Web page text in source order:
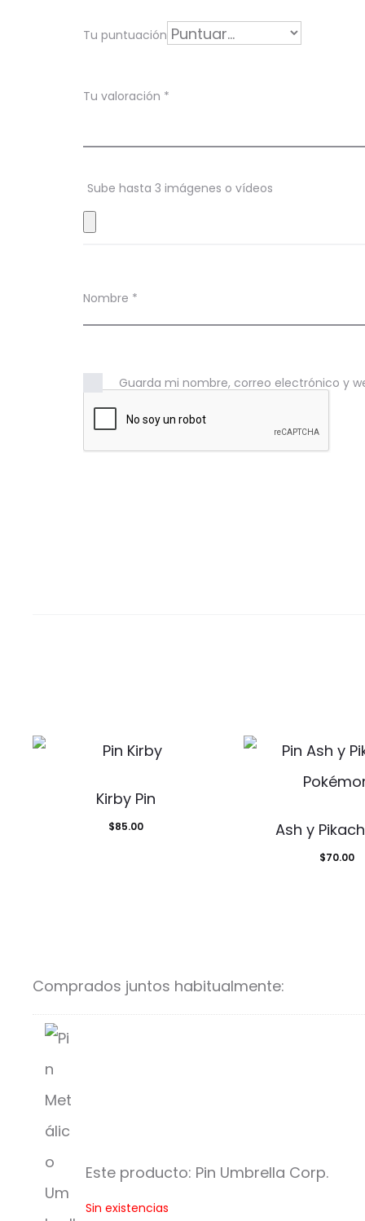
r
c
n
e
Tu puntuación
Tu valoración *
Sube hasta 3 imágenes o vídeos
Nombre *
Guarda mi nombre, correo electrónico y
Kirby Pin
$85.00 Ash y
$70.00
Comprados juntos habitualmente:
Este producto: Pin Umbrella Corp.
Sin existencias